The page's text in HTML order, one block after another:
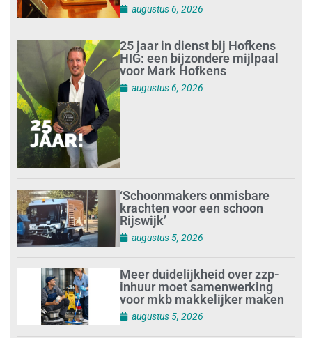
augustus 6, 2026
25 jaar in dienst bij Hofkens
HIG: een bijzondere mijlpaal
voor Mark Hofkens
augustus 6, 2026
‘Schoonmakers onmisbare
krachten voor een schoon
Rijswijk’
augustus 5, 2026
Meer duidelijkheid over zzp-
inhuur moet samenwerking
voor mkb makkelijker maken
augustus 5, 2026